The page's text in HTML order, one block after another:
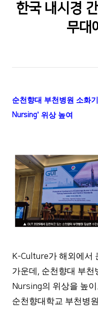
한국 내시경
무대
순천향대 부천병원 소화
Nursing’ 위상 높여
K-Culture가 해외에서
가운데 , 순천향대 부천
Nursing의 위상을 높
순천향대학교 부천병